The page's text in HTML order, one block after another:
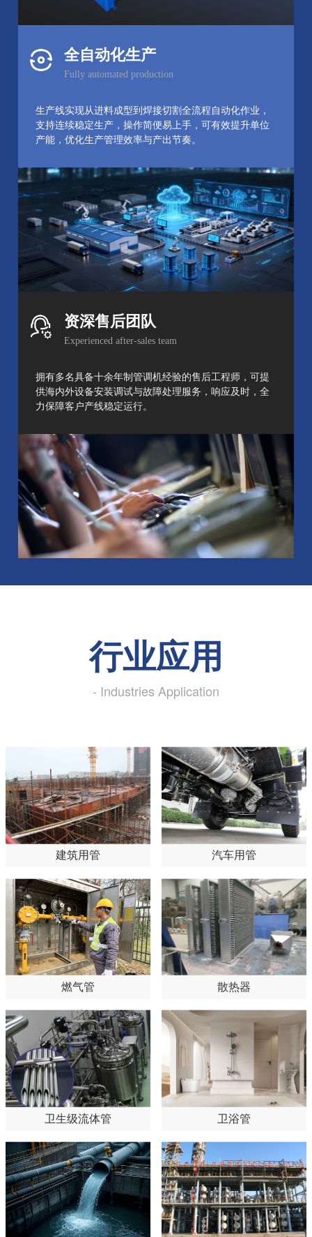
全自动化生产
Fully automated production
生产线实现从进料成型到焊接切割全流程自动化作业，
支持连续稳定生产，操作简便易上手，可有效提升单位
产能，优化生产管理效率与产出节奏。
资深售后团队
Experienced after-sales team
拥有多名具备十余年制管调机经验的售后工程师，可提
供海内外设备安装调试与故障处理服务，响应及时，全
力保障客户产线稳定运行。
行业应用
- Industries Application
建筑用管 汽车用管
燃气管 散热器
卫生级流体管 卫浴管